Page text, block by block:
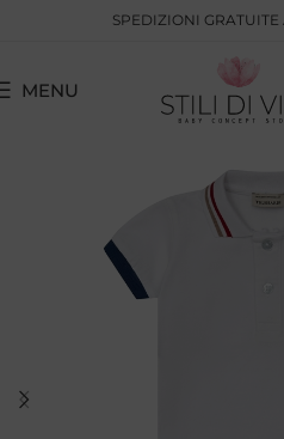
SPEDIZIONI
MENU